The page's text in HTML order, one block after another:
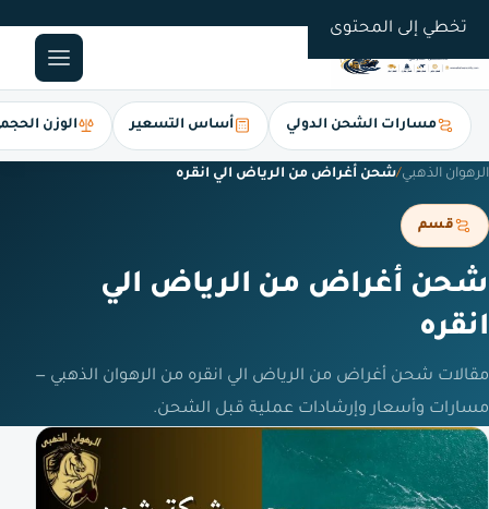
تخطي إلى المحتوى
مسارات الشحن الدولي أساس التسعير الوزن
الرهوان الذهبي/شحن أغراض من الرياض الي انقره
قسم
شحن أغراض من الرياض الي
انقره
مقالات شحن أغراض من الرياض الي انقره من الرهوان الذهبي —
مسارات وأسعار وإرشادات عملية قبل الشحن.